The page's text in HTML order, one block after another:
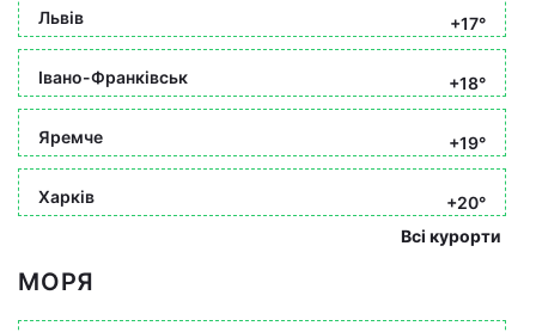
Львів +17°
Івано-Франківськ +18°
Яремче +19°
Харків
+20°
Всі курорти
МОРЯ